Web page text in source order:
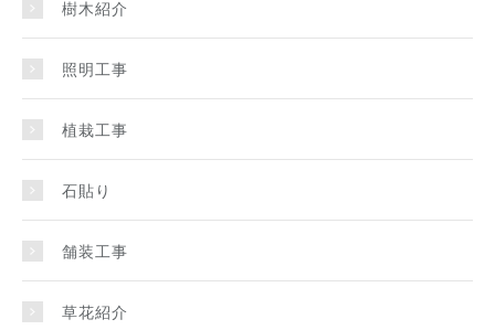
樹木紹介
照明工事
植栽工事
石貼り
舗装工事
草花紹介